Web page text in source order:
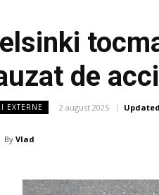
de
EXTERNE 2 august 2025
By Vlad